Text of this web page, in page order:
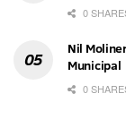
0
Nil
Municipal
0